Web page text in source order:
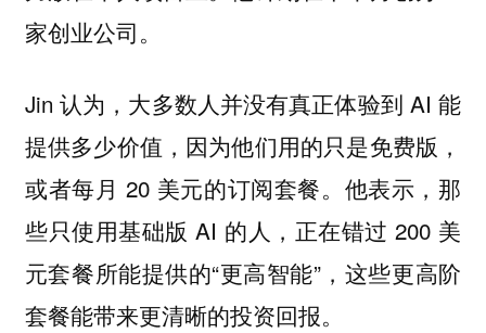
家创业公司。
Jin 认为，大多数人并没有真正体验到 AI 能
提供多少价值，因为他们用的只是免费版，
或者每月 20 美元的订阅套餐。他表示，那
些只使用基础版 AI 的人，正在错过 200 美
元套餐所能提供的“更高智能”，这些更高阶
套餐能带来更清晰的投资回报。